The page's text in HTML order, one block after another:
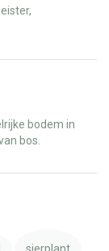
bodem in
bos.